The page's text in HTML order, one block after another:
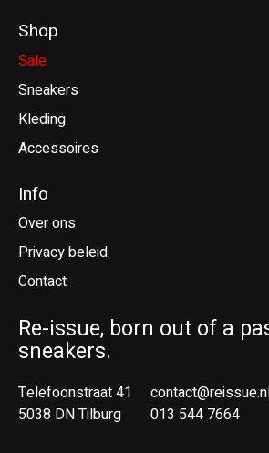
Shop
Sale
Sneakers
Kleding
Accessoires
Info
Over ons
Privacy beleid
Contact
Re-issue, born out of a
sneakers.
Telefoonstraat 41
5038 DN Tilburg
013 544 7664